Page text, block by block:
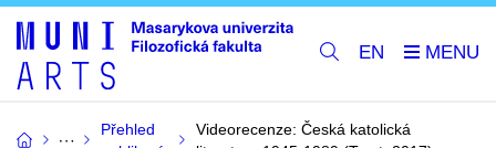
EN
Přehled
Videorecenze: Česká katolická